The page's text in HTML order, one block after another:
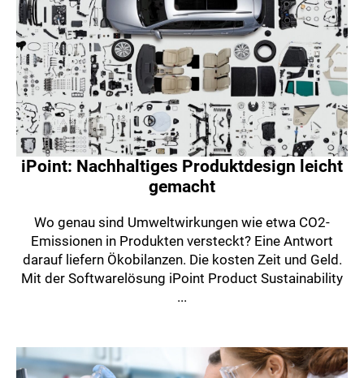
iPoint: Nachhaltiges Produktdesign leicht
gemacht
Wo genau sind Umweltwirkungen wie etwa CO2-
Emissionen in Produkten versteckt? Eine Antwort
darauf liefern Ökobilanzen. Die kosten Zeit und Geld.
Mit der Softwarelösung iPoint Product Sustainability
...